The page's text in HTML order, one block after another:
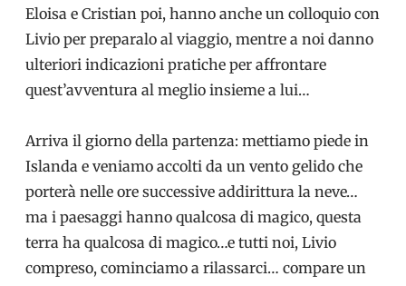
Eloisa e Cristian poi, hanno anche un colloquio con
Livio per preparalo al viaggio, mentre a noi danno
ulteriori indicazioni pratiche per affrontare
quest’avventura al meglio insieme a lui…
Arriva il giorno della partenza: mettiamo piede in
Islanda e veniamo accolti da un vento gelido che
porterà nelle ore successive addirittura la neve…
ma i paesaggi hanno qualcosa di magico, questa
terra ha qualcosa di magico…e tutti noi, Livio
compreso, cominciamo a rilassarci… compare un